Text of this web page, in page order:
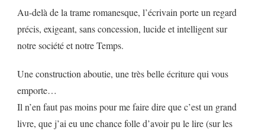
Au-delà de la trame romanesque, l’écrivain porte un regard
précis, exigeant, sans concession, lucide et intelligent sur
notre société et notre Temps.
Une construction aboutie, une très belle écriture qui vous
emporte…
Il n’en faut pas moins pour me faire dire que c’est un grand
livre, que j’ai eu une chance folle d’avoir pu le lire (sur les